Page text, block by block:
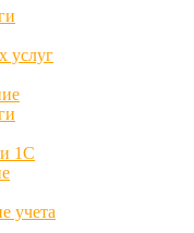
услуг
1С
учета